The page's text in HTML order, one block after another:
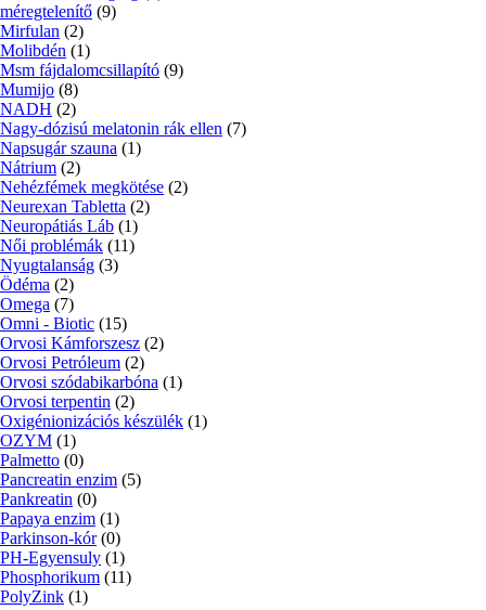
méregtelenítő (9)
Mirfulan (2)
Molibdén (1)
Msm fájdalomcsillapító (9)
Mumijo (8)
NADH (2)
Nagy-dózisú melatonin rák ellen (7)
Napsugár szauna (1)
Nátrium (2)
Nehézfémek megkötése (2)
Neurexan Tabletta (2)
Neuropátiás Láb (1)
Női problémák (11)
Nyugtalanság (3)
Ödéma (2)
Omega (7)
Omni - Biotic (15)
Orvosi Kámforszesz (2)
Orvosi Petróleum (2)
Orvosi szódabikarbóna (1)
Orvosi terpentin (2)
Oxigénionizációs készülék (1)
OZYM (1)
Palmetto (0)
Pancreatin enzim (5)
Pankreatin (0)
Papaya enzim (1)
Parkinson-kór (0)
PH-Egyensuly (1)
Phosphorikum (11)
PolyZink (1)